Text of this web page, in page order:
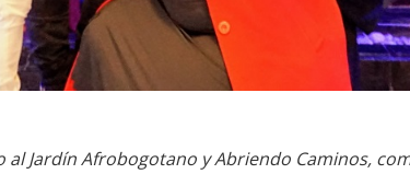
Jardín Afrobogotano y Abriendo Caminos,